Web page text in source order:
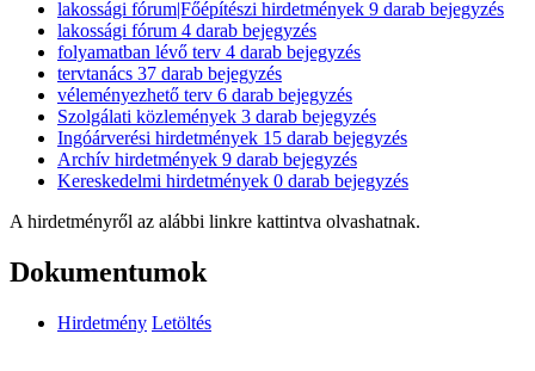
lakossági fórum|Főépítészi hirdetmények 9 darab bejegyzés
lakossági fórum 4 darab bejegyzés
folyamatban lévő terv 4 darab bejegyzés
tervtanács 37 darab bejegyzés
véleményezhető terv 6 darab bejegyzés
Szolgálati közlemények 3 darab bejegyzés
Ingóárverési hirdetmények 15 darab bejegyzés
Archív hirdetmények 9 darab bejegyzés
Kereskedelmi hirdetmények 0 darab bejegyzés
A hirdetményről az alábbi linkre kattintva olvashatnak.
Dokumentumok
Hirdetmény Letöltés